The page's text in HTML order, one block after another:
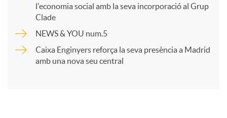
t
l'economia social amb la seva incorporació al Grup
Clade
NEWS & YOU num.5
Caixa Enginyers reforça la seva presència a Madrid
amb una nova seu central